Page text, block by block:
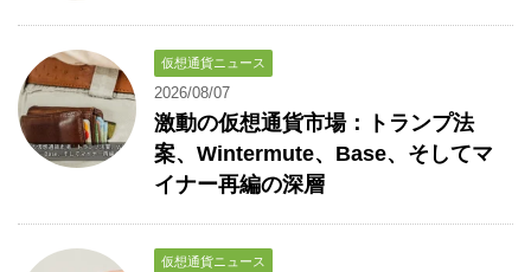
仮想通貨ニュース
2026/08/07
激動の仮想通貨市場：トランプ法
案、Wintermute、Base、そしてマ
イナー再編の深層
仮想通貨ニュース